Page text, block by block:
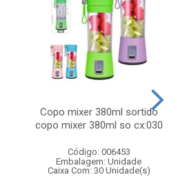
Copo mixer 380ml sortido
copo mixer 380ml so cx:030
Código: 006453
Embalagem: Unidade
Caixa Com: 30 Unidade(s)